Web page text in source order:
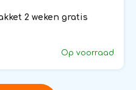
2 weken gratis
Op voorraad